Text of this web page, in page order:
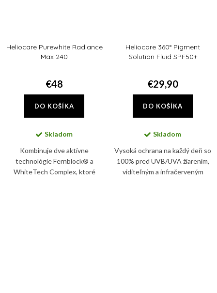
Heliocare Purewhite Radiance
Max 240
€48
DO KOŠÍKA
Skladom
Kombinuje dve aktívne
technológie Fernblock® a
WhiteTech Complex, ktoré
Heliocare 360° Pigment
Solution Fluid SPF50+
€29,90
DO KOŠÍKA
Skladom
Vysoká ochrana na každý deň so
100% pred UVB/UVA žiarením,
viditeľným a infračerveným